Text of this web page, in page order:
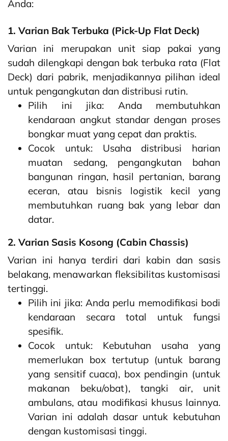
Anda:
1. Varian Bak Terbuka (Pick-Up Flat Deck)
Varian ini merupakan unit siap pakai yang
sudah dilengkapi dengan bak terbuka rata (Flat
Deck) dari pabrik, menjadikannya pilihan ideal
untuk pengangkutan dan distribusi rutin.
Pilih ini jika: Anda membutuhkan
kendaraan angkut standar dengan proses
bongkar muat yang cepat dan praktis.
Cocok untuk: Usaha distribusi harian
muatan sedang, pengangkutan bahan
bangunan ringan, hasil pertanian, barang
eceran, atau bisnis logistik kecil yang
membutuhkan ruang bak yang lebar dan
datar.
2. Varian Sasis Kosong (Cabin Chassis)
Varian ini hanya terdiri dari kabin dan sasis
belakang, menawarkan fleksibilitas kustomisasi
tertinggi.
Pilih ini jika: Anda perlu memodifikasi bodi
kendaraan secara total untuk fungsi
spesifik.
Cocok untuk: Kebutuhan usaha yang
memerlukan box tertutup (untuk barang
yang sensitif cuaca), box pendingin (untuk
makanan beku/obat), tangki air, unit
ambulans, atau modifikasi khusus lainnya.
Varian ini adalah dasar untuk kebutuhan
dengan kustomisasi tinggi.